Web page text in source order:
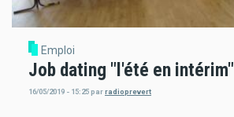
Emploi
Job dating "l'été en intérim"
16/05/2019 - 15:25parradioprevert